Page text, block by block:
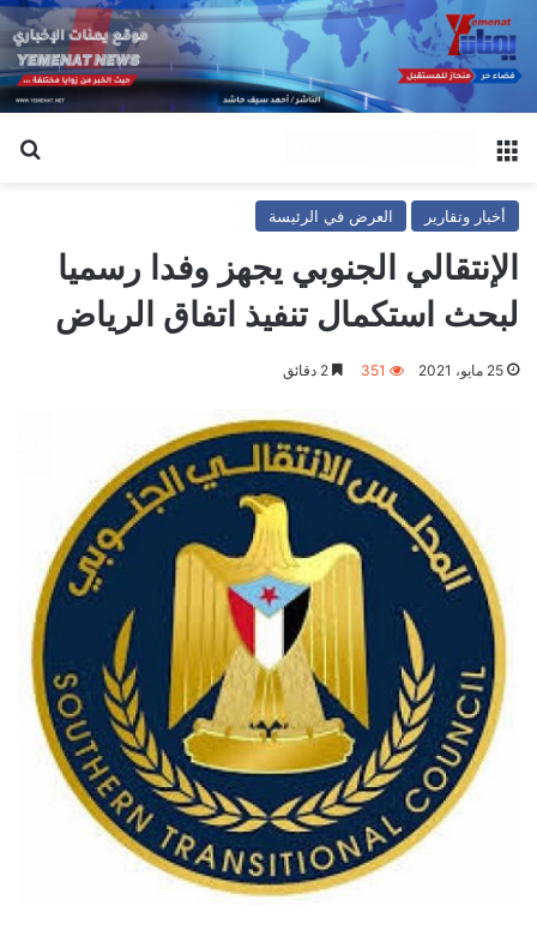
أخبار وتقارير العرض في الرئيسة
الإنتقالي الجنوبي يجهز وفدا رسميا
لبحث استكمال تنفيذ اتفاق الرياض
25 مايو، 2021 351